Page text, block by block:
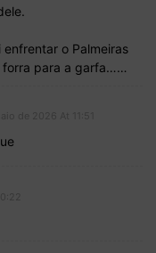
o Palmeiras
forra para a garfa……